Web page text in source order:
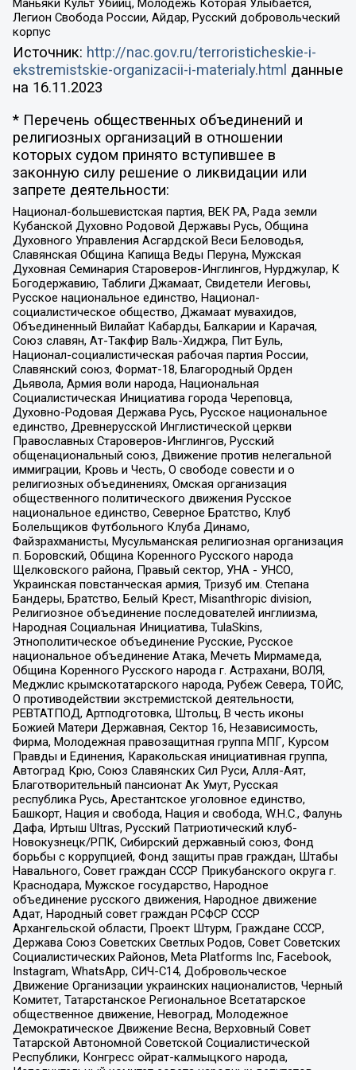
Маньяки Культ Убийц, Молодёжь Которая Улыбается,
Легион Свобода России, Айдар, Русский добровольческий
корпус
Источник: http://nac.gov.ru/terroristicheskie-i-
ekstremistskie-organizacii-i-materialy.html данные
на 16.11.2023
* Перечень общественных объединений и
религиозных организаций в отношении
которых судом принято вступившее в
законную силу решение о ликвидации или
запрете деятельности:
Национал-большевистская партия, ВЕК РА, Рада земли
Кубанской Духовно Родовой Державы Русь, Община
Духовного Управления Асгардской Веси Беловодья,
Славянская Община Капища Веды Перуна, Мужская
Духовная Семинария Староверов-Инглингов, Нурджулар, К
Богодержавию, Таблиги Джамаат, Свидетели Иеговы,
Русское национальное единство, Национал-
социалистическое общество, Джамаат мувахидов,
Объединенный Вилайат Кабарды, Балкарии и Карачая,
Союз славян, Ат-Такфир Валь-Хиджра, Пит Буль,
Национал-социалистическая рабочая партия России,
Славянский союз, Формат-18, Благородный Орден
Дьявола, Армия воли народа, Национальная
Социалистическая Инициатива города Череповца,
Духовно-Родовая Держава Русь, Русское национальное
единство, Древнерусской Инглистической церкви
Православных Староверов-Инглингов, Русский
общенациональный союз, Движение против нелегальной
иммиграции, Кровь и Честь, О свободе совести и о
религиозных объединениях, Омская организация
общественного политического движения Русское
национальное единство, Северное Братство, Клуб
Болельщиков Футбольного Клуба Динамо,
Файзрахманисты, Мусульманская религиозная организация
п. Боровский, Община Коренного Русского народа
Щелковского района, Правый сектор, УНА - УНСО,
Украинская повстанческая армия, Тризуб им. Степана
Бандеры, Братство, Белый Крест, Misanthropic division,
Религиозное объединение последователей инглиизма,
Народная Социальная Инициатива, TulaSkins,
Этнополитическое объединение Русские, Русское
национальное объединение Атака, Мечеть Мирмамеда,
Община Коренного Русского народа г. Астрахани, ВОЛЯ,
Меджлис крымскотатарского народа, Рубеж Севера, ТОЙС,
О противодействии экстремистской деятельности,
РЕВТАТПОД, Артподготовка, Штольц, В честь иконы
Божией Матери Державная, Сектор 16, Независимость,
Фирма, Молодежная правозащитная группа МПГ, Курсом
Правды и Единения, Каракольская инициативная группа,
Автоград Крю, Союз Славянских Сил Руси, Алля-Аят,
Благотворительный пансионат Ак Умут, Русская
республика Русь, Арестантское уголовное единство,
Башкорт, Нация и свобода, Нация и свобода, W.H.С., Фалунь
Дафа, Иртыш Ultras, Русский Патриотический клуб-
Новокузнецк/РПК, Сибирский державный союз, Фонд
борьбы с коррупцией, Фонд защиты прав граждан, Штабы
Навального, Совет граждан СССР Прикубанского округа г.
Краснодара, Мужское государство, Народное
объединение русского движения, Народное движение
Адат, Народный совет граждан РСФСР СССР
Архангельской области, Проект Штурм, Граждане СССР,
Держава Союз Советских Светлых Родов, Совет Советских
Социалистических Районов, Meta Platforms Inc, Facebook,
Instagram, WhatsApp, СИЧ-С14, Добровольческое
Движение Организации украинских националистов, Черный
Комитет, Татарстанское Региональное Всетатарское
общественное движение, Невоград, Молодежное
Демократическое Движение Весна, Верховный Совет
Татарской Автономной Советской Социалистической
Республики, Конгресс ойрат-калмыцкого народа,